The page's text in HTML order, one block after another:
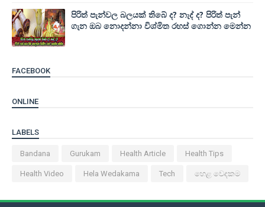
පිරිත් පැන්වල බලයක් තිබේ ද? නැද් ද? පිරිත් පැන්
ගැන ඔබ නොදන්නා විශ්මිත රහස් ගොන්න මෙන්න
FACEBOOK
ONLINE
LABELS
Bandana Gurukam Health Article Health Tips
Health Video Hela Wedakama Tech හෙළ වෙදකම